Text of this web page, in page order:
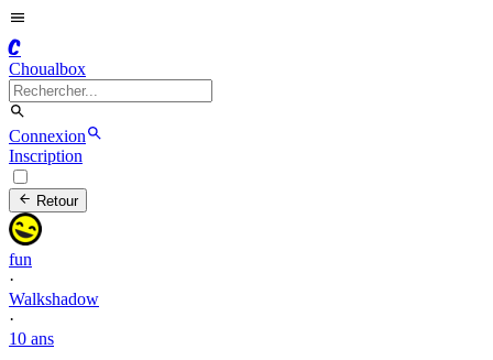
C
Choualbox
Connexion
Inscription
Retour
fun
·
Walkshadow
·
10 ans